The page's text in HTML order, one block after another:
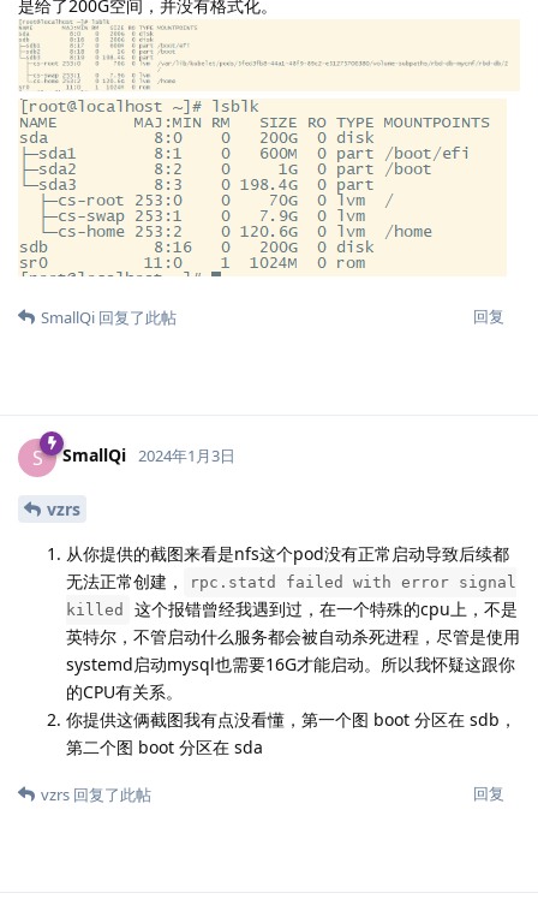
是给了200G空间，并没有格式化。
回复
SmallQi 回复了此帖
S SmallQi 2024年1月3日
vzrs
从你提供的截图来看是nfs这个pod没有正常启动导致后续都
无法正常创建，
rpc.statd failed with error signal
killed
这个报错曾经我遇到过，在一个特殊的cpu上，不是
英特尔，不管启动什么服务都会被自动杀死进程，尽管是使用
systemd启动mysql也需要16G才能启动。所以我怀疑这跟你
的CPU有关系。
你提供这俩截图我有点没看懂，第一个图 boot 分区在 sdb，
第二个图 boot 分区在 sda
回复
vzrs 回复了此帖